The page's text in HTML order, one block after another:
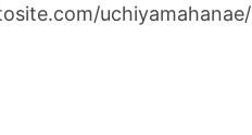
uchiyamahanae/